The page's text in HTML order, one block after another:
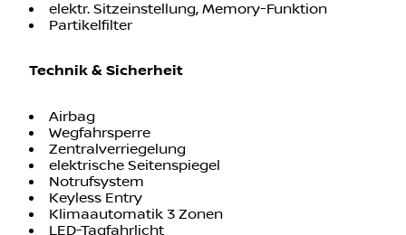
Partikelfilter
Technik & Sicherheit
Airbag
Wegfahrsperre
Zentralverriegelung
elektrische Seitenspiegel
Notrufsystem
Keyless Entry
Klimaautomatik 3 Zonen
LED-Tagfahrlicht